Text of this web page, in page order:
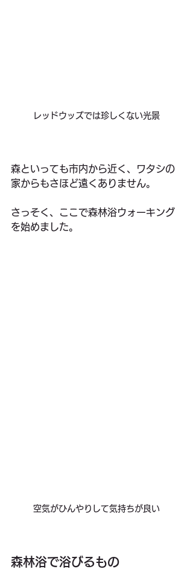
レッドウッズでは珍しくない光景
森といっても市内から近く、ワタシの
家からもさほど遠くありません。
さっそく、ここで森林浴ウォーキング
を始めました。
空気がひんやりして気持ちが良い
森林浴で浴びるもの